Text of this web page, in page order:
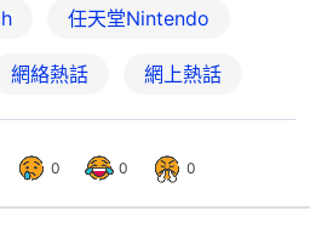
任天堂Nintendo
網絡熱話 網上熱話
0 0 0